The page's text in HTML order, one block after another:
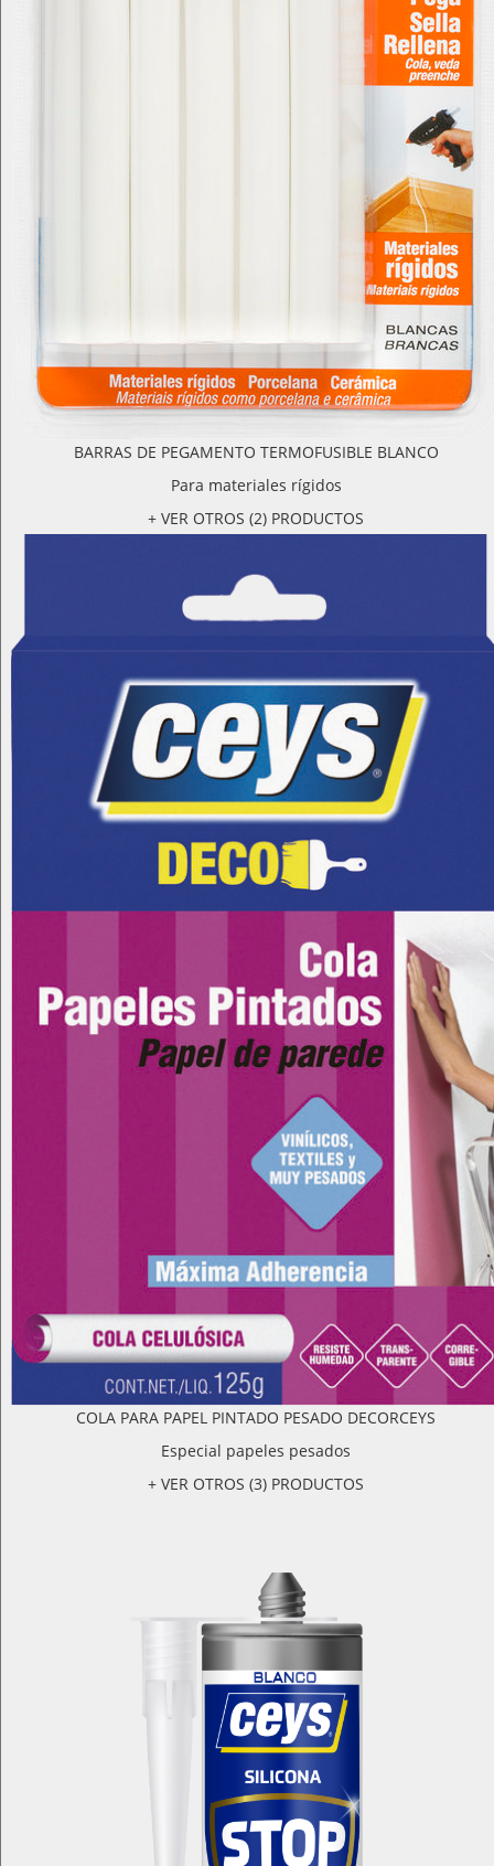
BARRAS DE PEGAMENTO TERMOFUSIBLE BLANCO
Para materiales rígidos
+ VER OTROS (2) PRODUCTOS
COLA PARA PAPEL PINTADO PESADO DECORCEYS
Especial papeles pesados
+ VER OTROS (3) PRODUCTOS